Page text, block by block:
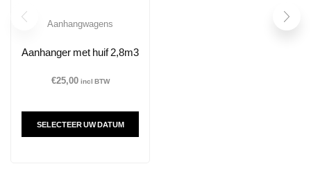
Aanhangwagens
Aanhanger met huif 2,8m3
€25,00 incl BTW
SELECTEER UW DATUM